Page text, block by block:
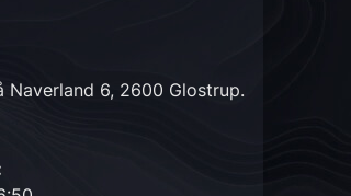
Naverland 6, 2600 Glostrup.